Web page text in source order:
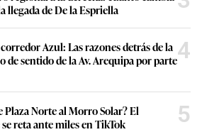
llegada de De la Espriella
Azul: Las razones detrás de la
de sentido de la Av. Arequipa por parte4
Norte al Morro Solar? El
se reta ante miles en TikTok
5